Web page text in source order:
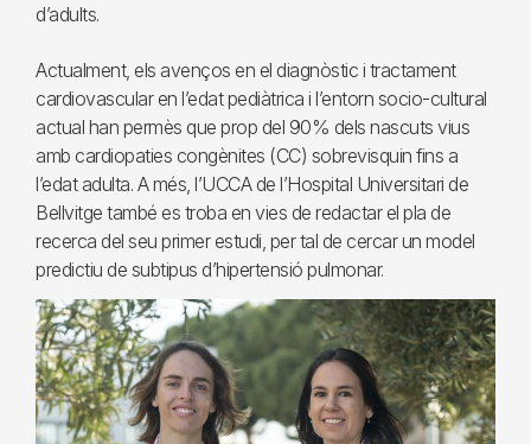
d’adults.
Actualment, els avenços en el diagnòstic i tractament
cardiovascular en l’edat pediàtrica i l’entorn socio-cultural
actual han permès que prop del 90% dels nascuts vius
amb cardiopaties congènites (CC) sobrevisquin fins a
l’edat adulta. A més, l’UCCA de l’Hospital Universitari de
Bellvitge també es troba en vies de redactar el pla de
recerca del seu primer estudi, per tal de cercar un model
predictiu de subtipus d’hipertensió pulmonar.